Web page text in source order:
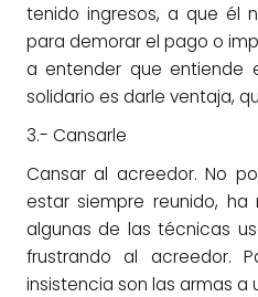
tenido ingresos, a que él
para demorar el pago o
a entender que entiende
solidario es darle ventaja,
3.- Cansarle
Cansar al acreedor. No
estar siempre reunido,
algunas de las técnicas
frustrando al acreedor.
insistencia son las armas a